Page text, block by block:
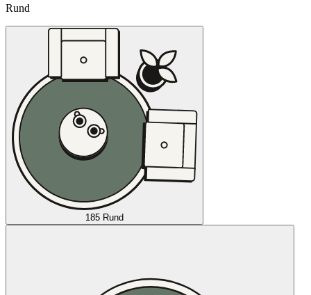
Rund
185 Rund